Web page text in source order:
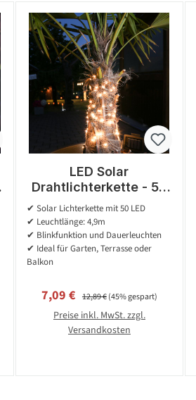
LED Solar
Drahtlichterkette - 50
warmweiße LED -
Blinkfunktion - L: 4,9m
- Dämmerungssensor -
silber
✔ Solar Lichterkette mit 50 LED
✔ Leuchtlänge: 4,9m
✔ Blinkfunktion und Dauerleuchten
✔ Ideal für Garten, Terrasse oder
Balkon
Verkaufspreis:
7,09 € Regulärer Preis:
12,89 €(45% gespart)
Preise inkl. MwSt. zzgl.
Versandkosten